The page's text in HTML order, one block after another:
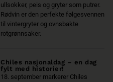
ullsokker, peis og gryter som putrer.
Rødvin er den perfekte følgesvennen
til vintergryter og ovnsbakte
rotgrønnsaker.
Chiles nasjonaldag – en dag
fylt med historier!
18. september markerer Chiles